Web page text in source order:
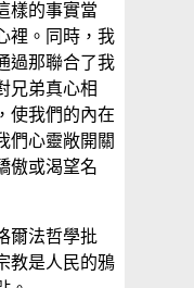
樣的事實當
裡。同時，我
過那聯合了我
兄弟真心相
我們的內在
們心靈敞開關
傲或渴望名
爾法哲學批
教是人民的鴉